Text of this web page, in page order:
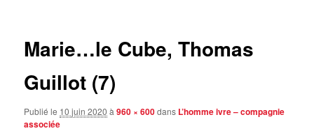
Marie…le Cube, Thomas
Guillot (7)
Publié le 10 juin 2020 à960 × 600dans L’homme ivre – compagnie
associée